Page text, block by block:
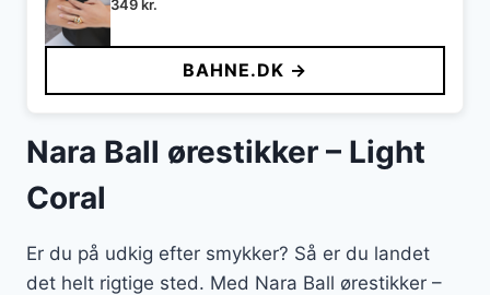
349kr.
BAHNE.DK →
Nara Ball ørestikker – Light
Coral
Er du på udkig efter smykker? Så er du landet
det helt rigtige sted. Med Nara Ball ørestikker –